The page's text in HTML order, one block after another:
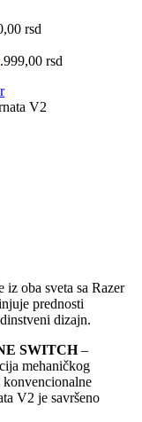
rsd
rsd
V2
oba sveta sa Razer
prednosti
dizajn.
SWITCH–
mehaničkog
konvencionalne
V2 je savršeno